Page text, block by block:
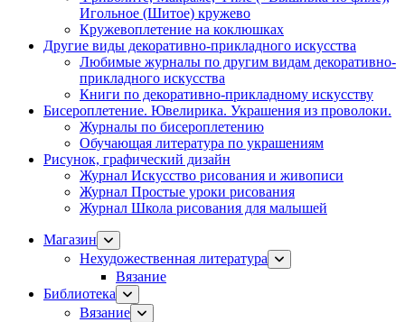
Игольное (Шитое) кружево
Кружевоплетение на коклюшках
Другие виды декоративно-прикладного искусства
Любимые журналы по другим видам декоративно-
прикладного искусства
Книги по декоративно-прикладному искусству
Бисероплетение. Ювелирика. Украшения из проволоки.
Журналы по бисероплетению
Обучающая литература по украшениям
Рисунок, графический дизайн
Журнал Искусство рисования и живописи
Журнал Простые уроки рисования
Журнал Школа рисования для малышей
Магазин
Нехудожественная литература
Вязание
Библиотека
Вязание